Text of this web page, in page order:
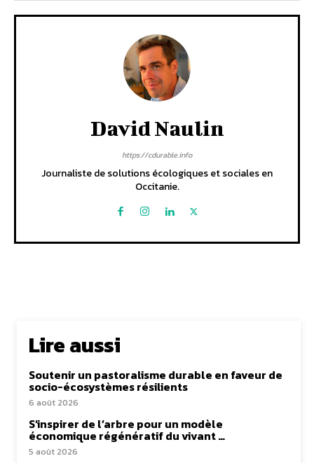
David Naulin
https://cdurable.info
Journaliste de solutions écologiques et sociales en
Occitanie.
Lire aussi
Soutenir un pastoralisme durable en faveur de
socio-écosystèmes résilients
6 août 2026
S’inspirer de l’arbre pour un modèle
économique régénératif du vivant …
5 août 2026